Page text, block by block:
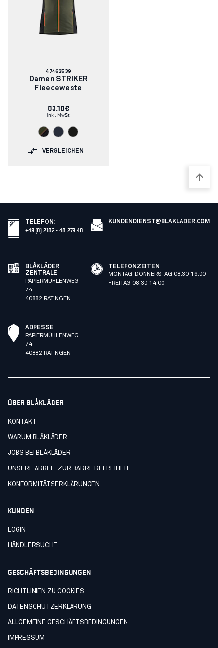
Artikelnummer:
47462539
Damen STRIKER
Fleeceweste
83.18€
inkl. MwSt.
VERGLEICHEN
TELEFON :
+49 (0) 2102 - 48 279 40
KUNDENDIENST@BLAKLADER.COM
BLÅKLÄDER
ZENTRALE
PAPIERMÜHLENWEG
74
40882 RATINGEN
TELEFONZEITEN
MONTAG-DONNERSTAG 08:30-16:00
FREITAG 08:30-14:00
ADRESSE
PAPIERMÜHLENWEG
74
40882 RATINGEN
ÜBER BLÅKLÄDER
KONTAKT
WARUM BLÅKLÄDER
JOBS BEI BLÅKLÄDER
UNSERE ARBEIT ZUR BARRIEREFREIHEIT
KONFORMITÄTSERKLÄRUNGEN
KUNDEN
LOGIN
HÄNDLERSUCHE
GESCHÄFTSBEDINGUNGEN
RICHTLINIEN ZU COOKIES
DATENSCHUTZERKLÄRUNG
ALLGEMEINE GESCHÄFTSBEDINGUNGEN
IMPRESSUM